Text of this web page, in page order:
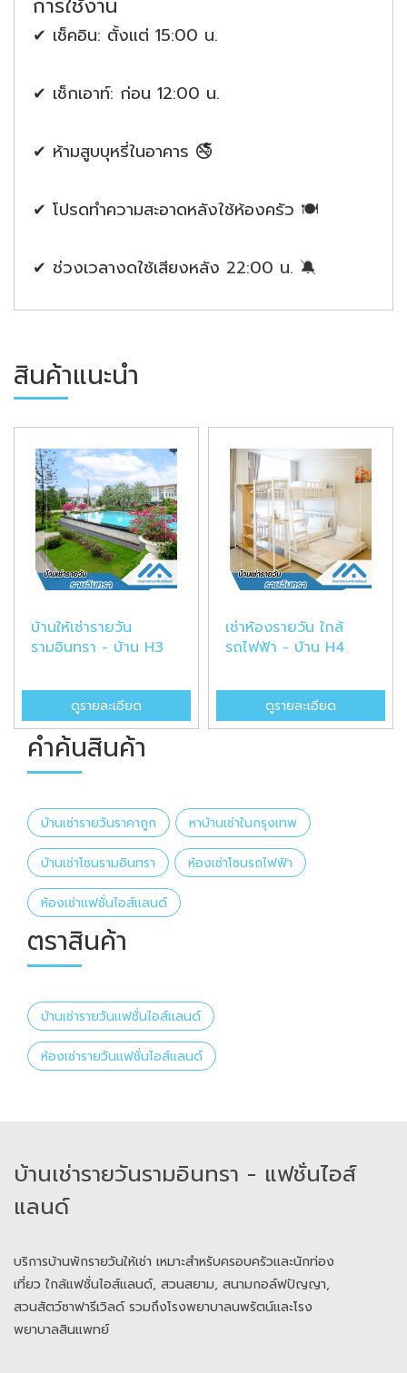
✔ เช็คอิน: ตั้งแต่ 15:00 น.
✔ เช็กเอาท์: ก่อน 12:00 น.
✔ ห้ามสูบบุหรี่ในอาคาร 🚭
✔ โปรดทำความสะอาดหลังใช้ห้องครัว 🍽️
✔ ช่วงเวลางดใช้เสียงหลัง 22:00 น. 🔕
สินค้าแนะนำ
บ้านให้เช่ารายวัน
รามอินทรา - บ้าน H3
ดูรายละเอียด
เช่าห้องรายวัน ใกล้
รถไฟฟ้า - บ้าน H4
ดูรายละเอียด
คำค้นสินค้า
บ้านเช่ารายวันราคาถูก หาบ้านเช่าในกรุงเทพ
บ้านเช่าโซนรามอินทรา ห้องเช่าโซนรถไฟฟ้า
ห้องเช่าแฟชั่นไอส์แลนด์
ตราสินค้า
บ้านเช่ารายวันแฟชั่นไอส์แลนด์
ห้องเช่ารายวันแฟชั่นไอส์แลนด์
บ้านเช่ารายวันรามอินทรา - แฟชั่นไอส์
แลนด์
บริการบ้านพักรายวันให้เช่า เหมาะสำหรับครอบครัวและนักท่อง
เที่ยว ใกล้แฟชั่นไอส์แลนด์, สวนสยาม, สนามกอล์ฟปัญญา,
สวนสัตว์ซาฟารีเวิลด์ รวมถึงโรงพยาบาลนพรัตน์และโรง
พยาบาลสินแพทย์